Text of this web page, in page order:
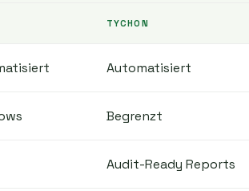
TYCHON
Automatisiert
Begrenzt
Audit-Ready Reports